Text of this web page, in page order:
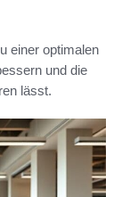
einer optimalen
und die
lässt.